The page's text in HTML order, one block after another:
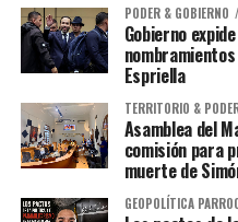
PODER & GOBIERNO
Gobierno
Espriella
TERRITORIO &
Asamblea del
comisión para
muerte de
GEOPOLÍTICA